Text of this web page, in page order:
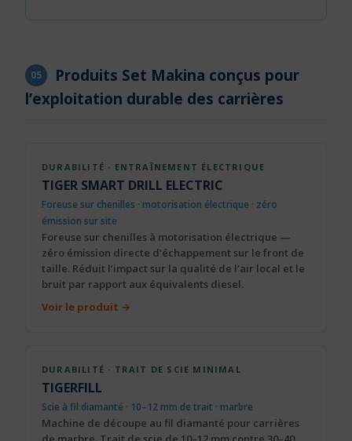
05
Produits Set Makina conçus pour
l’exploitation durable des carrières
DURABILITÉ · ENTRAÎNEMENT ÉLECTRIQUE
TIGER SMART DRILL ELECTRIC
Foreuse sur chenilles · motorisation électrique · zéro
émission sur site
Foreuse sur chenilles à motorisation électrique —
zéro émission directe d’échappement sur le front de
taille. Réduit l’impact sur la qualité de l’air local et le
bruit par rapport aux équivalents diesel.
Voir le produit →
DURABILITÉ · TRAIT DE SCIE MINIMAL
TIGERFILL
Scie à fil diamanté · 10–12 mm de trait · marbre
Machine de découpe au fil diamanté pour carrières